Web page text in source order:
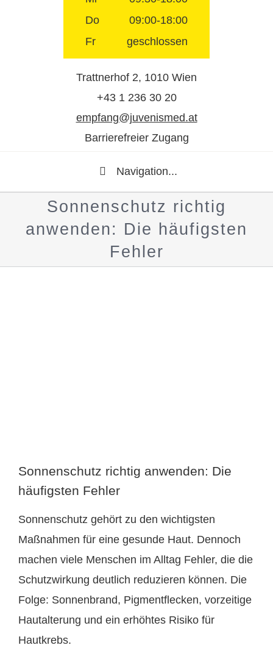
Do
09:00-18:00
Fr
geschlossen
Trattnerhof 2, 1010 Wien
+43 1 236 30 20
empfang@juvenismed.at
Barrierefreier Zugang
Navigation...
Sonnenschutz richtig
anwenden: Die häufigsten
Fehler
Sonnenschutz richtig anwenden: Die
häufigsten Fehler
Sonnenschutz gehört zu den wichtigsten
Maßnahmen für eine gesunde Haut. Dennoch
machen viele Menschen im Alltag Fehler, die die
Schutzwirkung deutlich reduzieren können. Die
Folge: Sonnenbrand, Pigmentflecken, vorzeitige
Hautalterung und ein erhöhtes Risiko für
Hautkrebs.